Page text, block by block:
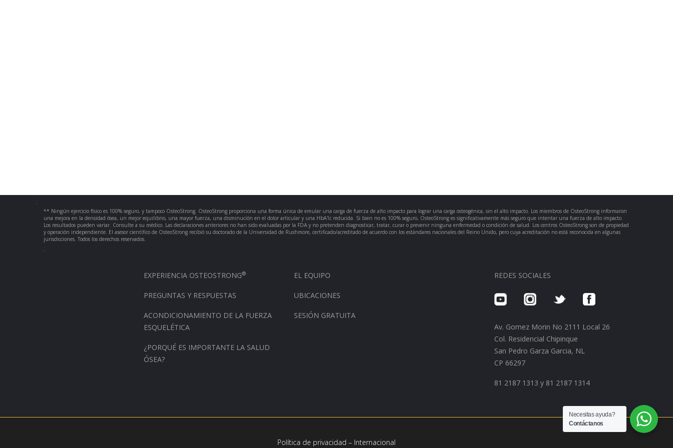
;
** Ningún ejercicio físico es 100% seguro, y tampoco OsteoStrong. OsteoStrong proporciona una forma única de emular una carga de fuerza de alto impacto para lograr una carga osteogénica, sin el alto impacto. Los miembros de OsteoStrong informaron
una mejora en la densidad ósea, un mejor equilibrio, una mayor fuerza, una disminución en el dolor articular y una HbA1c reducida. Si bien no es 100% seguro, OsteoStrong es significativamente más seguro que intentar una fuerza de alto impacto.
Los resultados pueden variar. Consulte a su médico. Las declaraciones anteriores no han sido evaluadas por la FDA y no pretenden diagnosticar, tratar, curar o prevenir ninguna enfermedad o condición de salud. Los centros OsteoStrong son de propiedad
y operación independiente. El asesor científico de OsteoStrong recibió su doctorado de la Universidad de Rushmore, certificado/acreditado de acuerdo con los estándares nacionales del Reino Unido, pero cuya acreditación no está reconocida en algunas
jurisdicciones. Todos los derechos reservados.
;
EXPERIENCIA OSTEOSTRONG®
PREGUNTAS Y RESPUESTAS
ACONDICIONAMIENTO DE LA FUERZA
ESQUELÉTICA
¿PORQUÉ ES IMPORTANTE LA SALUD
ÓSEA?
EL EQUIPO
UBICACIONES
SESIÓN GRATUITA
REDES SOCIALES
Av. Gomez Morin No 2111 Local 26
Col. Residencial Chipinque
San Pedro Garza Garcia, NL
CP 66297
‭81 2187 1313‬ y ‭81 2187 1314
Política de privacidad – Internacional
Necesitas ayuda?
Contáctanos